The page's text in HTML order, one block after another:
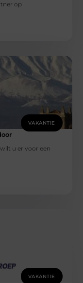
op
VAKANTIE
u er voor een
VAKANTIE